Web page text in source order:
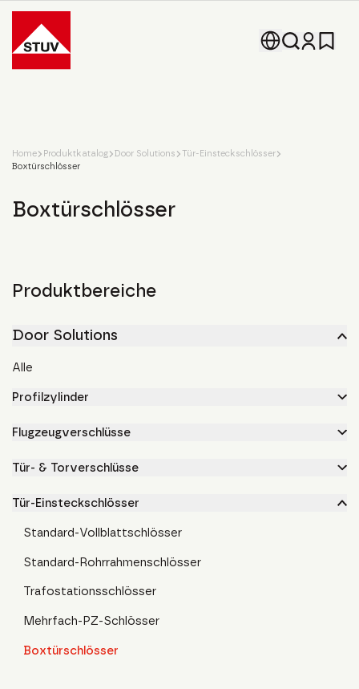
Go To the Homepage
Home Produktkatalog Door Solutions
Tür-Einsteckschlösser
Boxtürschlösser
Boxtürschlösser
Produktbereiche
Door Solutions
Alle
Profilzylinder
Flugzeugverschlüsse
Tür- & Torverschlüsse
Tür-Einsteckschlösser
Standard-Vollblattschlösser
Standard-Rohrrahmenschlösser
Trafostationsschlösser
Mehrfach-PZ-Schlösser
Boxtürschlösser